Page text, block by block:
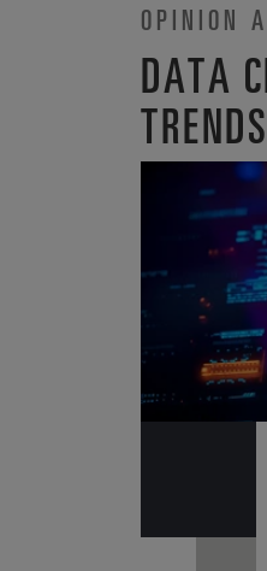
OPINION
DATA